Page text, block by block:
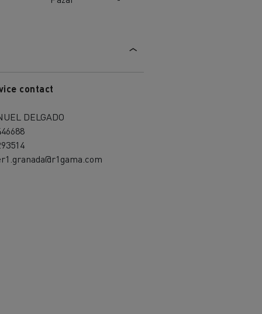
contact
DELGADO